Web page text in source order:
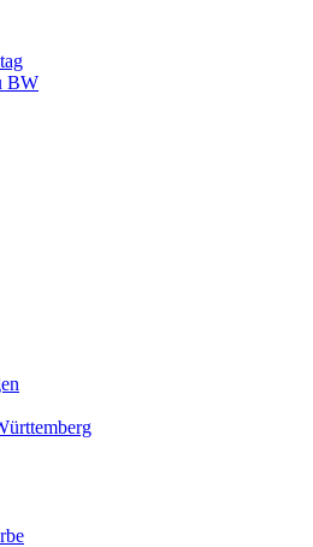
BW